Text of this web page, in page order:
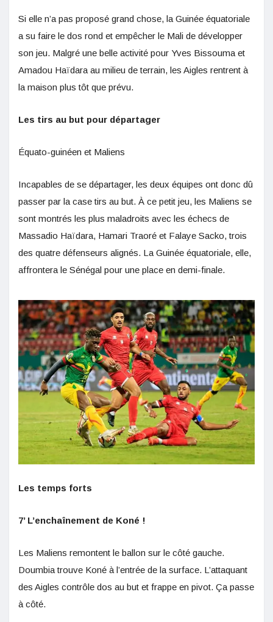
Si elle n’a pas proposé grand chose, la Guinée équatoriale
a su faire le dos rond et empêcher le Mali de développer
son jeu. Malgré une belle activité pour Yves Bissouma et
Amadou Haïdara au milieu de terrain, les Aigles rentrent à
la maison plus tôt que prévu.
Les tirs au but pour départager
Équato-guinéen et Maliens
Incapables de se départager, les deux équipes ont donc dû
passer par la case tirs au but. À ce petit jeu, les Maliens se
sont montrés les plus maladroits avec les échecs de
Massadio Haïdara, Hamari Traoré et Falaye Sacko, trois
des quatre défenseurs alignés. La Guinée équatoriale, elle,
affrontera le Sénégal pour une place en demi-finale.
Les temps forts
7’ L’enchaînement de Koné !
Les Maliens remontent le ballon sur le côté gauche.
Doumbia trouve Koné à l’entrée de la surface. L’attaquant
des Aigles contrôle dos au but et frappe en pivot. Ça passe
à côté.